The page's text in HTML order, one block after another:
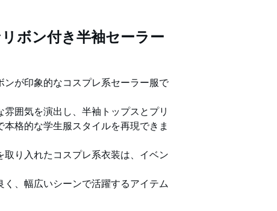
ボン付き半袖セーラー
ンが印象的なコスプレ系セーラー服で
囲気を演出し、半袖トップスとプリ
格的な学生服スタイルを再現できま
取り入れたコスプレ系衣装は、イベン
、幅広いシーンで活躍するアイテム